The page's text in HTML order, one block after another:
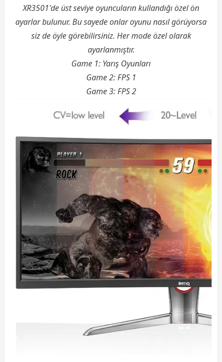
XR3501'de üst seviye oyuncuların kullandığı özel ön
ayarlar bulunur. Bu sayede onlar oyunu nasıl görüyorsa
siz de öyle görebilirsiniz. Her mode özel olarak
ayarlanmıştır.
Game 1: Yarış Oyunları
Game 2: FPS 1
Game 3: FPS 2